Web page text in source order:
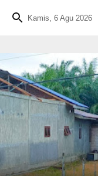
Kamis, 6 Agu 2026